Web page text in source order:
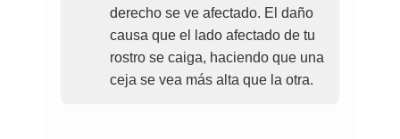
derecho se ve afectado. El daño
causa que el lado afectado de tu
rostro se caiga, haciendo que una
ceja se vea más alta que la otra.